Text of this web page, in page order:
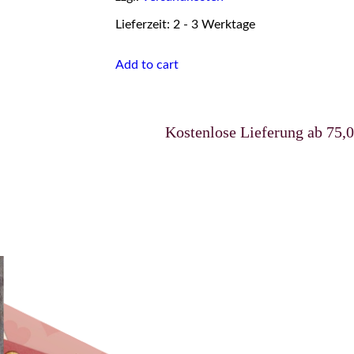
Lieferzeit: 2 - 3 Werktage
Add to cart
Kostenlose Lieferung ab 75,00